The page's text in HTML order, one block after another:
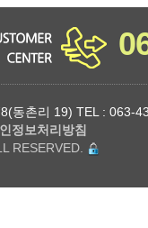
동촌리 19) TEL : 063-
정보처리방침
RESERVED.